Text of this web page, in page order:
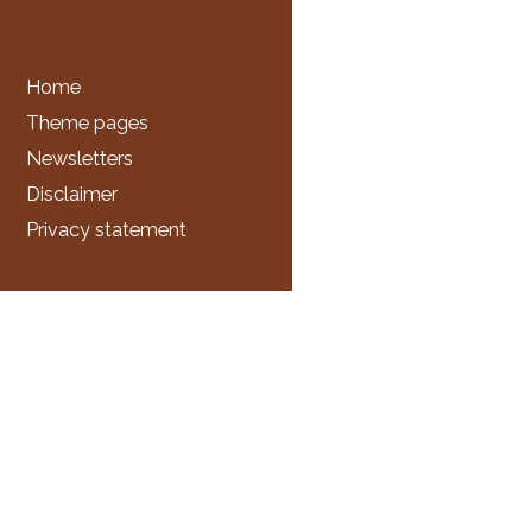
Home
Theme pages
Newsletters
Disclaimer
Privacy statement